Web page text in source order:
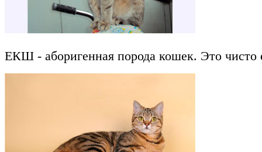
ЕКШ - аборигенная порода кошек. Это чисто